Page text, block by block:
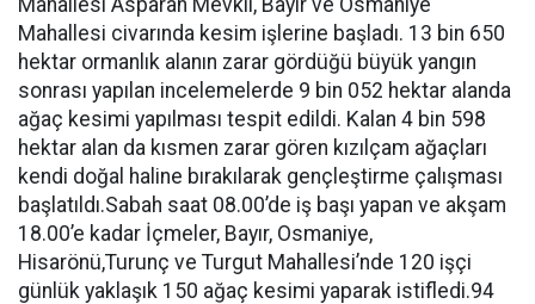
Mahallesi Asparan Mevkii, Bayır ve Osmaniye
Mahallesi civarında kesim işlerine başladı. 13 bin 650
hektar ormanlık alanın zarar gördüğü büyük yangın
sonrası yapılan incelemelerde 9 bin 052 hektar alanda
ağaç kesimi yapılması tespit edildi. Kalan 4 bin 598
hektar alan da kısmen zarar gören kızılçam ağaçları
kendi doğal haline bırakılarak gençleştirme çalışması
başlatıldı.Sabah saat 08.00’de iş başı yapan ve akşam
18.00’e kadar İçmeler, Bayır, Osmaniye,
Hisarönü,Turunç ve Turgut Mahallesi’nde 120 işçi
günlük yaklaşık 150 ağaç kesimi yaparak istifledi.94